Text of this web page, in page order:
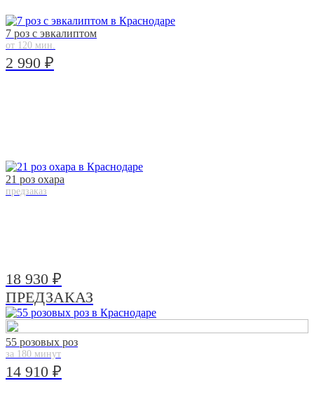
7 роз с эвкалиптом
от 120 мин.
2 990 ₽
21 роз охара
предзаказ
18 930 ₽
ПРЕДЗАКАЗ
55 розовых роз
за 180 минут
14 910 ₽